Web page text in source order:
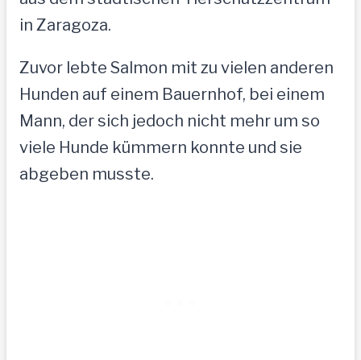
in Zaragoza.
Zuvor lebte Salmon mit zu vielen anderen
Hunden auf einem Bauernhof, bei einem
Mann, der sich jedoch nicht mehr um so
viele Hunde kümmern konnte und sie
abgeben musste.